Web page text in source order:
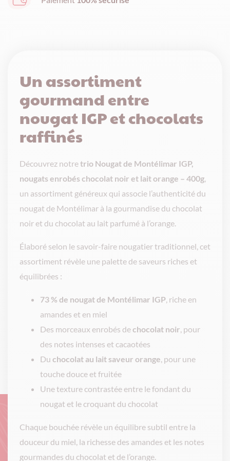
noir
400g
Un assortiment
gourmand entre
nougat IGP et chocolats
raffinés
Découvrez notretrio Nougat de Montélimar IGP,
nougats enrobés chocolat noir et lait orange – 400g,
un assortiment généreux qui associe l’authenticité du
nougat de Montélimar à la gourmandise du chocolat
noir et du chocolat au lait parfumé à l’orange.
Élaboré selon le savoir-faire nougatier traditionnel, cet
assortiment révèle une palette de saveurs riches et
équilibrées :
73 % de nougat de Montélimar IGP, riche en
amandes et en miel
Des morceaux enrobés dechocolat noir, pour
des notes intenses et cacaotées
Du chocolat au lait saveur orange, pour une
touche douce et fruitée
Une texture contrastée entre le fondant du
nougat et le croquant du chocolat
Chaque bouchée révèle un équilibre subtil entre la
douceur du miel, la richesse des amandes et les notes
gourmandes du chocolat et de l’orange.